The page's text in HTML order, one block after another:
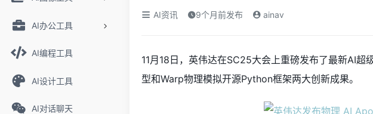
AI办公工具
AI编程工具
AI设计工具
AI对话聊天
AI资讯 9个月前发布 ainav
11月18日，英伟达在SC25大会上重磅发布了最新AI
型和Warp物理模拟开源Python框架两大创新成果。